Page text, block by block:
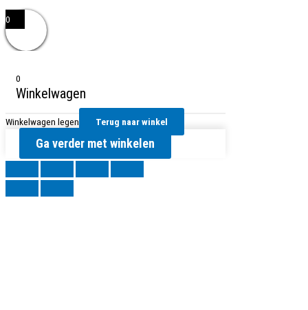
0
0
Winkelwagen
Winkelwagen legen Terug naar winkel
Ga verder met winkelen